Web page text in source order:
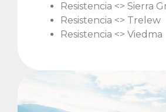
Resistencia <> Sierra
Resistencia <> Trelew
Resistencia <> Viedma